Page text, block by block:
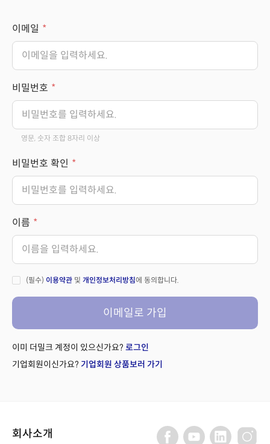
이메일
비밀번호
영문, 숫자 조합 8자리 이상
비밀번호 확인
이름
(필수) 이용약관 및 개인정보처리방침에 동의합니다.
이메일로 가입
이미 더밀크 계정이 있으신가요? 로그인
기업회원이신가요? 기업회원 상품보러 가기
회사소개